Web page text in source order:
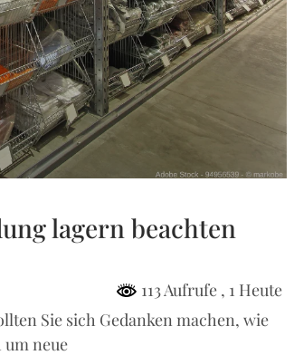
lagern beachten
113 Aufrufe , 1 Heute
Sie sich Gedanken machen, wie
um neue